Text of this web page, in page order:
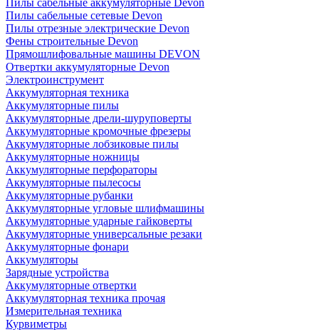
Пилы сабельные аккумуляторные Devon
Пилы сабельные сетевые Devon
Пилы отрезные электрические Devon
Фены строительные Devon
Прямошлифовальные машины DEVON
Отвертки аккумуляторные Devon
Электроинструмент
Аккумуляторная техника
Аккумуляторные пилы
Аккумуляторные дрели-шуруповерты
Аккумуляторные кромочные фрезеры
Аккумуляторные лобзиковые пилы
Аккумуляторные ножницы
Аккумуляторные перфораторы
Аккумуляторные пылесосы
Аккумуляторные рубанки
Аккумуляторные угловые шлифмашины
Аккумуляторные ударные гайковерты
Аккумуляторные универсальные резаки
Аккумуляторные фонари
Аккумуляторы
Зарядные устройства
Аккумуляторные отвертки
Аккумуляторная техника прочая
Измерительная техника
Курвиметры